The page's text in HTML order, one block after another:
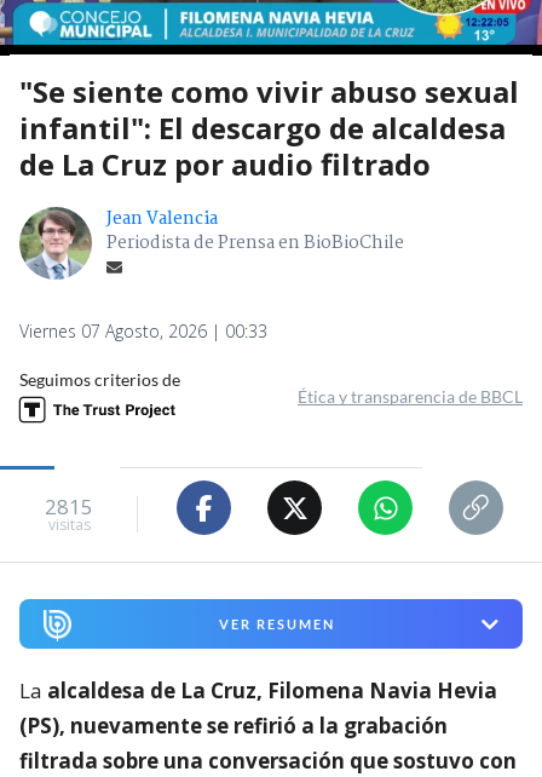
"Se siente como vivir abuso sexual
infantil": El descargo de alcaldesa
de La Cruz por audio filtrado
Jean Valencia
Periodista de Prensa en BioBioChile
Viernes 07 Agosto, 2026 | 00:33
Seguimos criterios de
Ética y transparencia de BBCL
2815
visitas
VER RESUMEN
La alcaldesa de La Cruz, Filomena Navia Hevia
(PS), nuevamente se refirió a la grabación
filtrada sobre una conversación que sostuvo con